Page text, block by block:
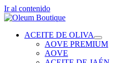
Ir al contenido
ACEITE DE OLIVA
AOVE PREMIUM
AOVE